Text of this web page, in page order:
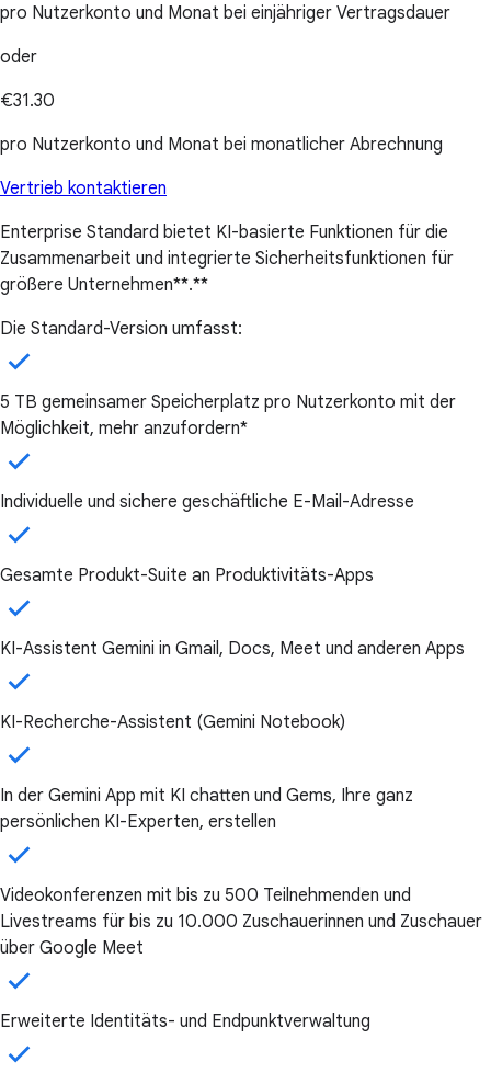
pro Nutzerkonto und Monat bei einjähriger Vertragsdauer
oder
€31.30
pro Nutzerkonto und Monat bei monatlicher Abrechnung
Vertrieb kontaktieren
Enterprise Standard bietet KI-basierte Funktionen für die
Zusammenarbeit und integrierte Sicherheitsfunktionen für
größere Unternehmen**.**
Die Standard-Version umfasst:
5 TB gemeinsamer Speicherplatz pro Nutzerkonto mit der
Möglichkeit, mehr anzufordern*
Individuelle und sichere geschäftliche E-Mail-Adresse
Gesamte Produkt-Suite an Produktivitäts-Apps
KI-Assistent Gemini in Gmail, Docs, Meet und anderen Apps
KI-Recherche-Assistent (Gemini Notebook)
In der Gemini App mit KI chatten und Gems, Ihre ganz
persönlichen KI-Experten, erstellen
Videokonferenzen mit bis zu 500 Teilnehmenden und
Livestreams für bis zu 10.000 Zuschauerinnen und Zuschauer
über Google Meet
Erweiterte Identitäts- und Endpunktverwaltung